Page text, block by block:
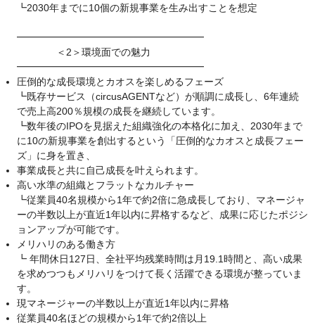
┗2030年までに10個の新規事業を生み出すことを想定
━━━━━━━━━━━━━━━━━━━
＜2＞環境面での魅力
━━━━━━━━━━━━━━━━━━━
圧倒的な成長環境とカオスを楽しめるフェーズ
┗既存サービス（circusAGENTなど）が順調に成長し、6年連続
で売上高200％規模の成長を継続しています。
┗数年後のIPOを見据えた組織強化の本格化に加え、2030年まで
に10の新規事業を創出するという「圧倒的なカオスと成長フェー
ズ」に身を置き、
事業成長と共に自己成長を叶えられます。
高い水準の組織とフラットなカルチャー
┗従業員40名規模から1年で約2倍に急成長しており、マネージャ
ーの半数以上が直近1年以内に昇格するなど、成果に応じたポジシ
ョンアップが可能です。
メリハリのある働き方
┗ 年間休日127日、全社平均残業時間は月19.1時間と、高い成果
を求めつつもメリハリをつけて長く活躍できる環境が整っていま
す。
現マネージャーの半数以上が直近1年以内に昇格
従業員40名ほどの規模から1年で約2倍以上